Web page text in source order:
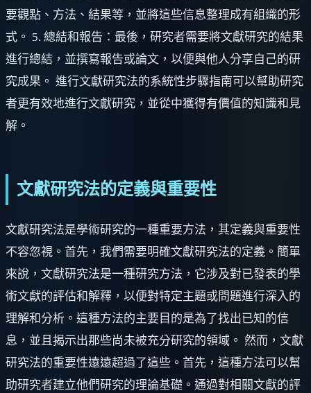
要觀點、方法、結果等，並將這些信息整理成有組織的形
式。 5. 總結和報告：最後，研究者需要將文獻研究的結果
進行總結，並撰寫報告或論文，以便與他人分享自己的研
究成果。 進行文獻研究法的系統性步驟指南可以幫助研究
者更有效地進行文獻研究，並從中獲得有價值的知識和見
解。
文獻研究法的定義與重要性
文獻研究法是學術研究的一種重要方法，其定義與重要性
不容忽視。首先，我們需要明確文獻研究法的定義。簡單
來說，文獻研究法是一種研究方法，它涉及對已發表的學
術文獻的評估和解釋，以便對特定主題或問題進行深入的
理解和分析。這種方法的主要目的是為了找出已知的信
息，並且揭示出那些尚未被充分研究的領域。 然而，文獻
研究法的重要性遠遠超過了這些。首先，這種方法可以幫
助研究者建立他們研究的理論基礎。通過對相關文獻的評